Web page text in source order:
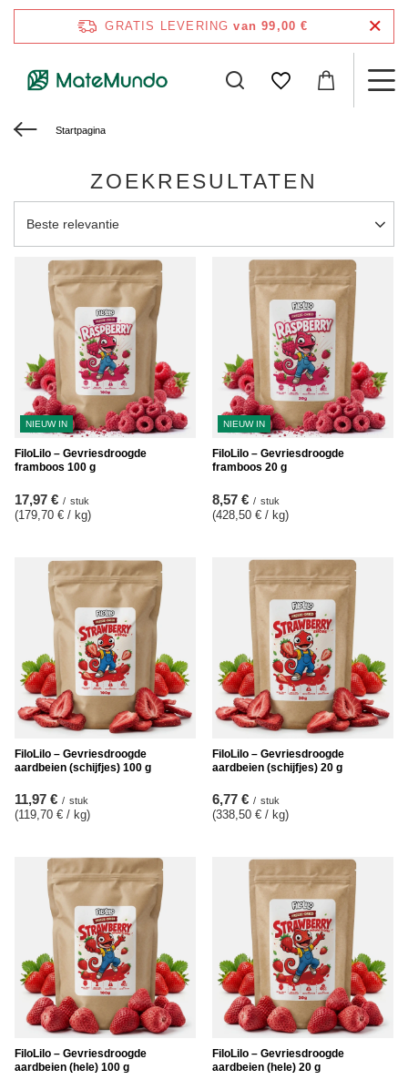
GRATIS LEVERING van 99,00 €
Startpagina
ZOEKRESULTATEN
Sortering wijzigen
Beste relevantie
NIEUW IN
FiloLilo – Gevriesdroogde
framboos 100 g
17,97 € / stuk
(179,70 € / kg)
NIEUW IN
FiloLilo – Gevriesdroogde
framboos 20 g
8,57 € / stuk
(428,50 € / kg)
FiloLilo – Gevriesdroogde
aardbeien (schijfjes) 100 g
11,97 € / stuk
(119,70 € / kg)
FiloLilo – Gevriesdroogde
aardbeien (schijfjes) 20 g
6,77 € / stuk
(338,50 € / kg)
FiloLilo – Gevriesdroogde
aardbeien (hele) 100 g
FiloLilo – Gevriesdroogde
aardbeien (hele) 20 g